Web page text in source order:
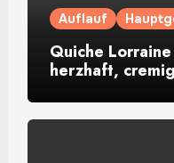
Auflauf
Quiche
herzhaft,